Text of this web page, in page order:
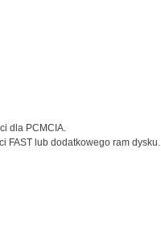
dla PCMCIA.
FAST lub dodatkowego ram dysku.